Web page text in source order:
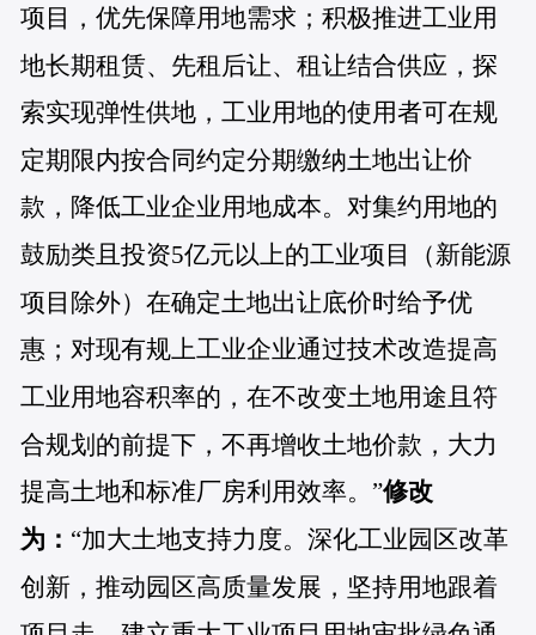
项目，优先保障用地需求；积极推进工业用
地长期租赁、先租后让、租让结合供应，探
索实现弹性供地，工业用地的使用者可在规
定期限内按合同约定分期缴纳土地出让价
款，降低工业企业用地成本。对集约用地的
鼓励类且投资5亿元以上的工业项目（新能源
项目除外）在确定土地出让底价时给予优
惠；对现有规上工业企业通过技术改造提高
工业用地容积率的，在不改变土地用途且符
合规划的前提下，不再增收土地价款，大力
提高土地和标准厂房利用效率。”修改
为： “加大土地支持力度。深化工业园区改革
创新，推动园区高质量发展，坚持用地跟着